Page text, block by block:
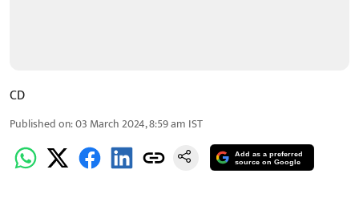
CD
Published on:03 March 2024, 8:59 am IST
Add as a preferred
source on Google